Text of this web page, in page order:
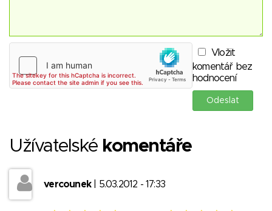
Vložit
komentář bez
hodnocení
Užívatelské komentáře
vercounek| 5.03.2012 - 17:33